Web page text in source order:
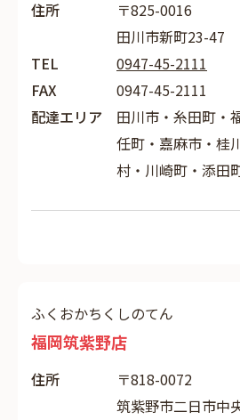
住所
〒825-0016
田川市新町23-47
TEL
0947-45-2111
FAX
0947-45-2111
配達エリア
田川市・糸田町・
任町・嘉麻市・桂
村・川崎町・添田
ふくおかちくしのてん
福岡筑紫野店
住所
〒818-0072
筑紫野市二日市中